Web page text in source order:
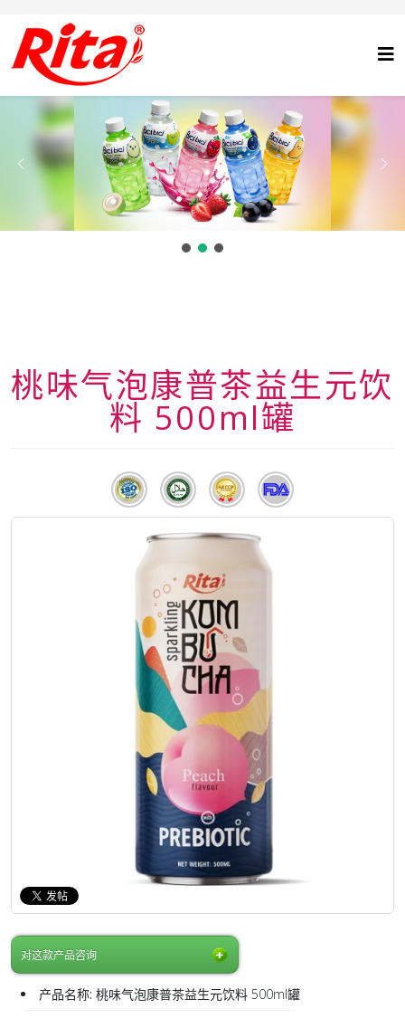
桃味气泡康普茶益生元饮
料 500ml罐
对这款产品咨询
产品名称: 桃味气泡康普茶益生元饮料 500ml罐